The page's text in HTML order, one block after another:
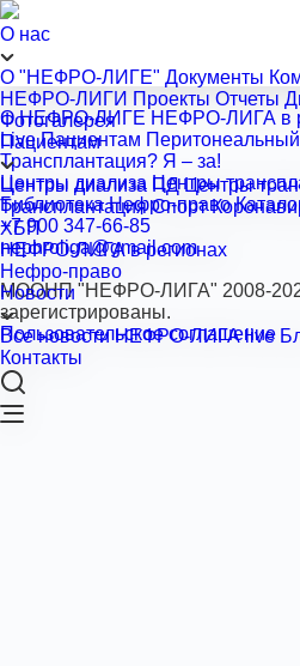
О нас
О "НЕФРО-ЛИГЕ" Документы
НЕФРО-ЛИГИ Проекты Отчеты
Фотогалерея
Пациентам
Центры диализа ПД Центры
Трансплантация Спорт
ХБП
НЕФРО-ЛИГА в регионах
Нефро-право
Новости
Все новости НЕФРО-ЛИГА live
Контакты
О НЕФРО-ЛИГЕ НЕФРО-ЛИГА в
Live Пациентам
Трансплантация? Я ‒ за!
Центры диализа Центры
Библиотека Нефро-право
+7 900 347-66-85
nephroliga@gmail.com
МООНП "НЕФРО-ЛИГА" 2008-
зарегистрированы.
Пользовательское соглашение